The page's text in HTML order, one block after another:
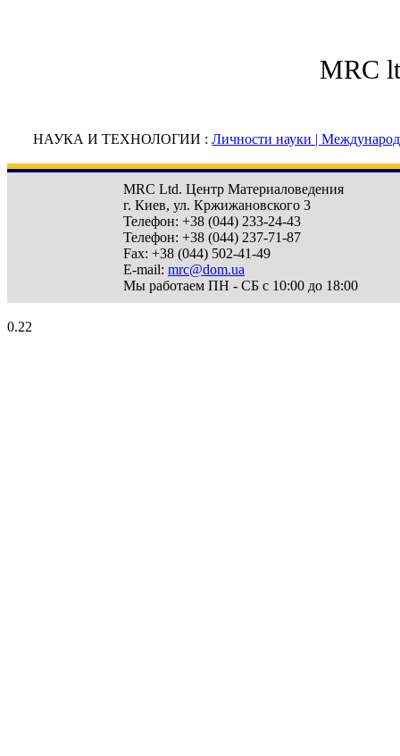
MRC
НАУКА И ТЕХНОЛОГИИ :Личности науки |
MRC Ltd. Центр Материаловедения
г. Киев, ул. Кржижановского 3
Телефон: +38 (044) 233-24-43
Телефон: +38 (044) 237-71-87
Fax: +38 (044) 502-41-49
E-mail: mrc@dom.ua
Мы работаем ПН - СБ с 10:00 до 18:00
0.22